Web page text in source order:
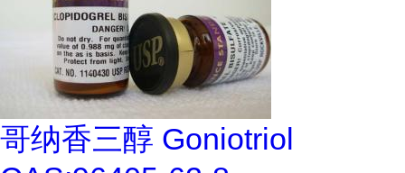
哥纳香三醇 Goniotriol